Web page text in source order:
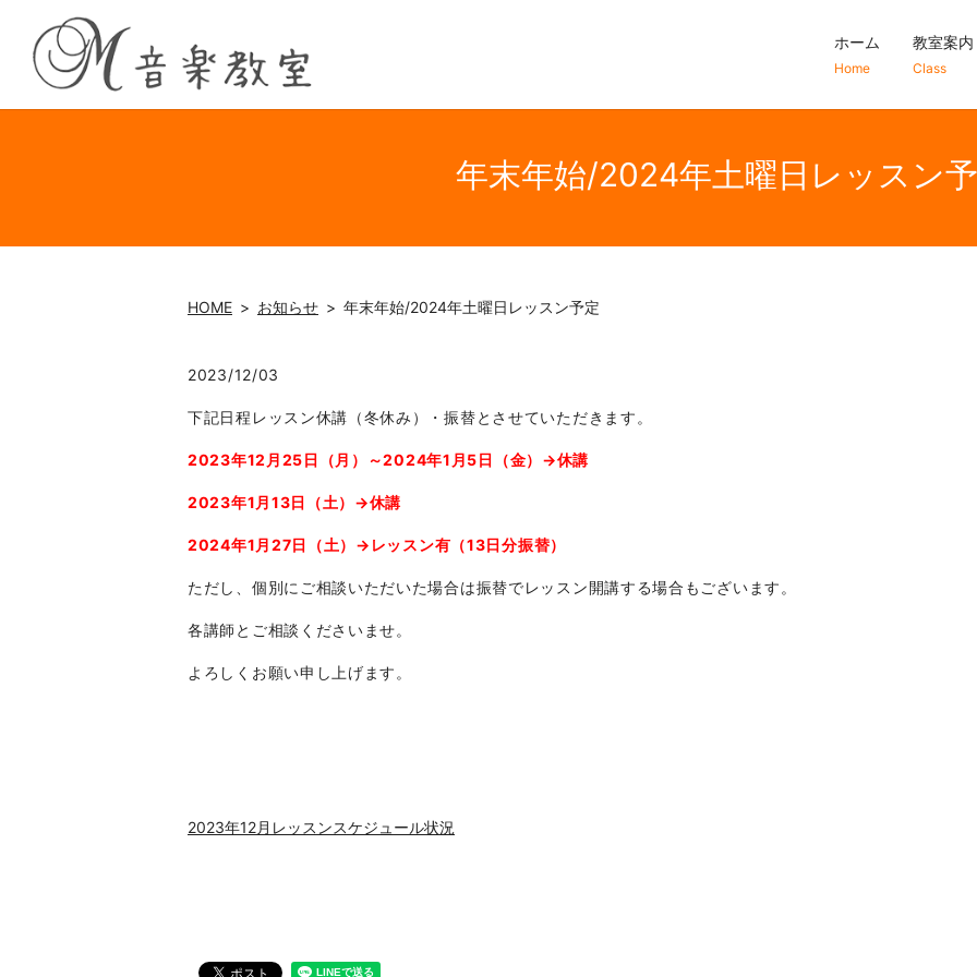
ホーム
Home
教室案内
Class
年末年始/2024年土曜日レッスン
HOME お知らせ 年末年始/2024年土曜日レッスン予定
2023/12/03
下記日程レッスン休講（冬休み）・振替とさせていただきます。
2023年12月25日（月）～2024年1月5日（金）→休講
2023年1月13日（土）→休講
2024年1月27日（土）→レッスン有（13日分振替）
ただし、個別にご相談いただいた場合は振替でレッスン開講する場合もございます。
各講師とご相談くださいませ。
よろしくお願い申し上げます。
2023年12月レッスンスケジュール状況